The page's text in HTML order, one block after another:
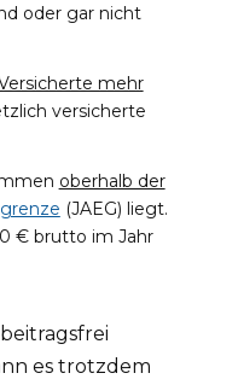
oder gar nicht
mehr
versicherte
oberhalb der
(JAEG) liegt.
€ brutto im Jahr
es trotzdem